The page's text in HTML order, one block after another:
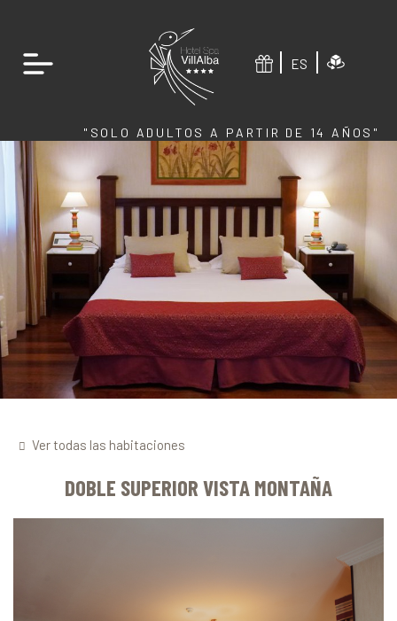
ES
"SOLO ADULTOS A PARTIR DE 14 AÑOS"
Ver todas las habitaciones
DOBLE SUPERIOR VISTA MONTAÑA